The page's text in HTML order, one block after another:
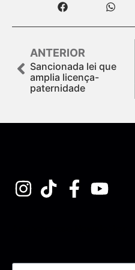
ANTERIOR
Sancionada lei que
amplia licença-
paternidade